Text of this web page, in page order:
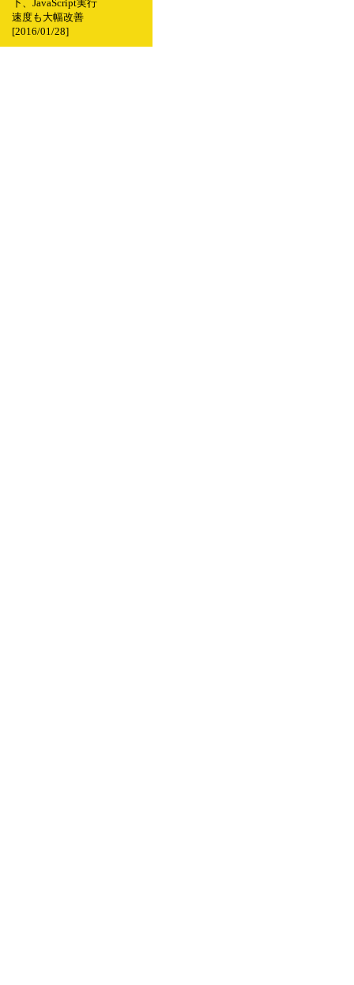
下、JavaScript実行
速度も大幅改善
[2016/01/28]